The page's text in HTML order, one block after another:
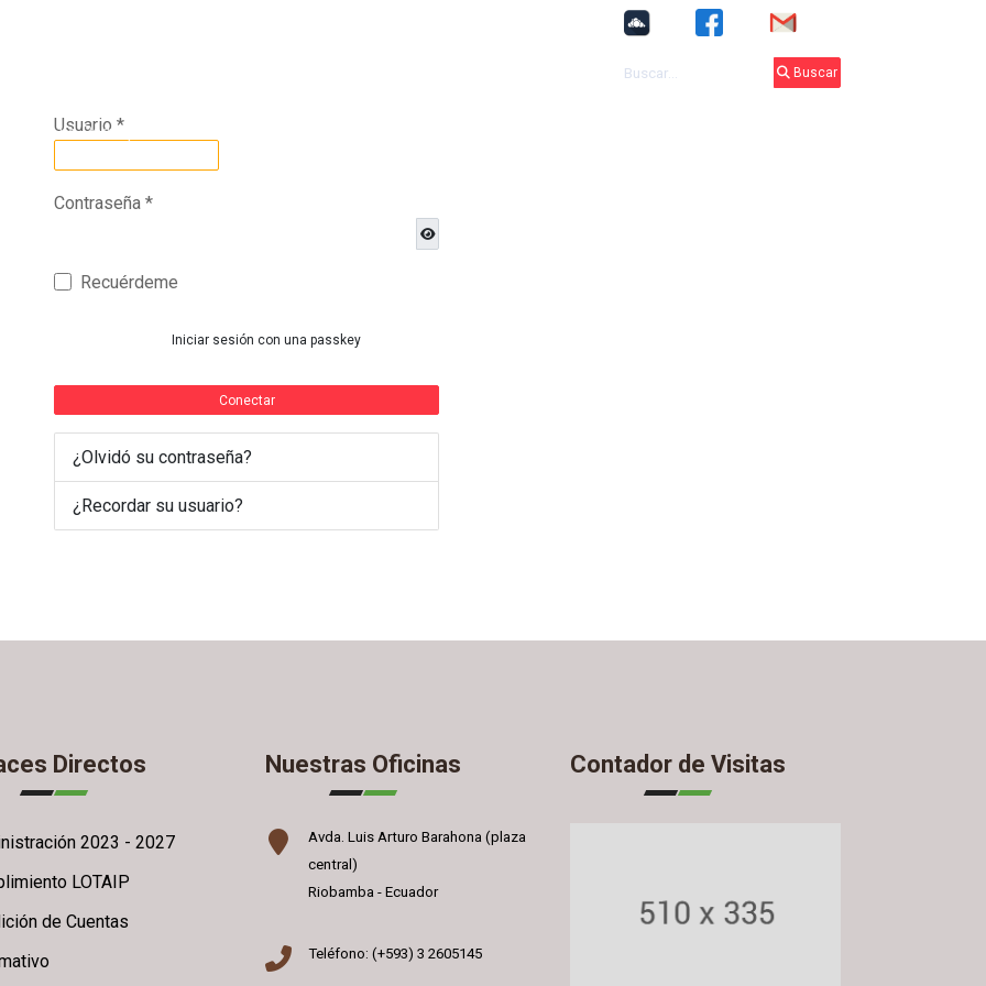
Buscar
La Parroquia
Usuario *
Contraseña *
Recuérdeme
Iniciar sesión con una passkey
Conectar
¿Olvidó su contraseña?
¿Recordar su usuario?
Directos
2023 - 2027
LOTAIP
de Cuentas
Nuestras Oficinas
Avda. Luis Arturo Barahona (plaza
central)
Riobamba - Ecuador
Teléfono: (+593) 3 2605145
Contador de Visitas